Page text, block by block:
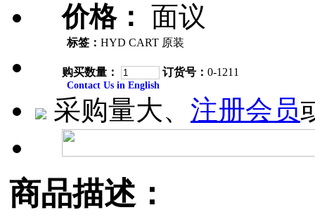
价格： 面议
标签： HYD CART 原装
购买数量： 订货号： 0-1211
Contact Us in English
采购量大、 注册会员
商品描述：